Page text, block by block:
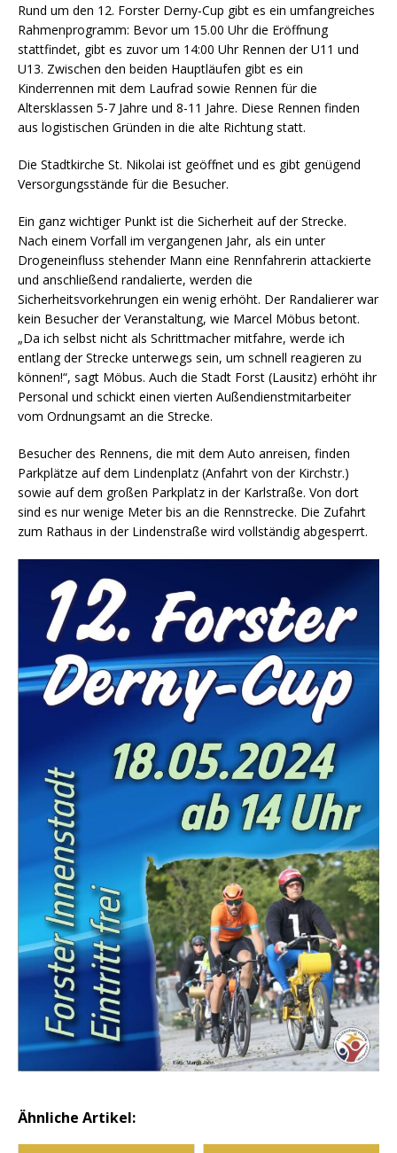
Rund um den 12. Forster Derny-Cup gibt es ein umfangreiches
Rahmenprogramm: Bevor um 15.00 Uhr die Eröffnung
stattfindet, gibt es zuvor um 14:00 Uhr Rennen der U11 und
U13. Zwischen den beiden Hauptläufen gibt es ein
Kinderrennen mit dem Laufrad sowie Rennen für die
Altersklassen 5-7 Jahre und 8-11 Jahre. Diese Rennen finden
aus logistischen Gründen in die alte Richtung statt.
Die Stadtkirche St. Nikolai ist geöffnet und es gibt genügend
Versorgungsstände für die Besucher.
Ein ganz wichtiger Punkt ist die Sicherheit auf der Strecke.
Nach einem Vorfall im vergangenen Jahr, als ein unter
Drogeneinfluss stehender Mann eine Rennfahrerin attackierte
und anschließend randalierte, werden die
Sicherheitsvorkehrungen ein wenig erhöht. Der Randalierer war
kein Besucher der Veranstaltung, wie Marcel Möbus betont.
„Da ich selbst nicht als Schrittmacher mitfahre, werde ich
entlang der Strecke unterwegs sein, um schnell reagieren zu
können!“, sagt Möbus. Auch die Stadt Forst (Lausitz) erhöht ihr
Personal und schickt einen vierten Außendienstmitarbeiter
vom Ordnungsamt an die Strecke.
Besucher des Rennens, die mit dem Auto anreisen, finden
Parkplätze auf dem Lindenplatz (Anfahrt von der Kirchstr.)
sowie auf dem großen Parkplatz in der Karlstraße. Von dort
sind es nur wenige Meter bis an die Rennstrecke. Die Zufahrt
zum Rathaus in der Lindenstraße wird vollständig abgesperrt.
Ähnliche Artikel: